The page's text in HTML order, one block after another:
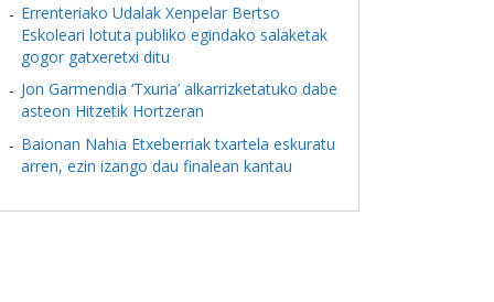
Errenteriako Udalak Xenpelar Bertso
Eskoleari lotuta publiko egindako salaketak
gogor gatxeretxi ditu
Jon Garmendia ‘Txuria’ alkarrizketatuko dabe
asteon Hitzetik Hortzeran
Baionan Nahia Etxeberriak txartela eskuratu
arren, ezin izango dau finalean kantau